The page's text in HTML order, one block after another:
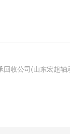
收公司(山东宏超